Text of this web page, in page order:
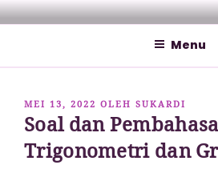
Lompat
ke MATHCYBER1997
Menu
DIPOSKAN
PADA
MEI 13, 2022 OLEH SUKARDI
Soal dan
Trigonometri dan